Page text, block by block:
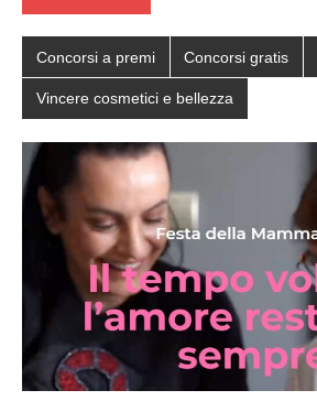
Concorsi a premi Concorsi gratis
Vincere cosmetici e bellezza